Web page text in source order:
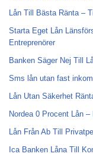
Lån Till Bästa Ränta –
Starta Eget Lån
Entreprenörer
Banken Säger Nej Till
Sms lån utan fast
Lån Utan Säkerhet
Nordea 0 Procent Lån
Lån Från Ab Till
Ica Banken Låna Till